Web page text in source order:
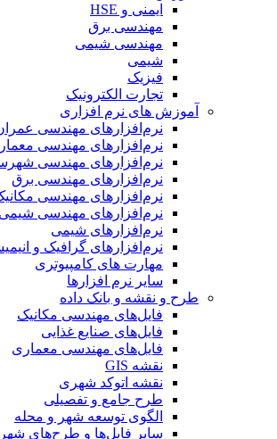
ایمنی و HSE
مهندسی برق
مهندسی شیمی
شیمی
فیزیک
تجارت الکترونیک
آموزش های نرم افزاری
نرم‌افزارهای مهندسی عمران
نرم‌افزارهای مهندسی معماری
نرم‌افزارهای مهندسی شهرسازی
نرم‌افزارهای مهندسی برق
نرم‌افزارهای مهندسی مکانیک
نرم‌افزارهای مهندسی شیمی
نرم‌افزارهای شیمی
نرم‌افزارهای گرافیک و انیمیشن
مهارت های کامپیوتری
سایر نرم افزارها
طرح و نقشه و بانک داده
فایل‌های مهندسی مکانیک
فایل‌های صنایع غذایی
فایل‌های مهندسی معماری
نقشه GIS
نقشه اتوکد شهری
طرح جامع و تفصیلی
الگوی توسعه شهر و محله
سایر فایل‌ها و طرح‌های شهری